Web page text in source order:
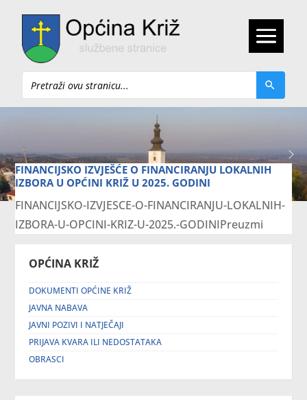
Pretraži
OPĆINA KRIŽ
DOKUMENTI OPĆINE KRIŽ
JAVNA NABAVA
JAVNI POZIVI I NATJEČAJI
PRIJAVA KVARA ILI NEDOSTATAKA
OBRASCI
FINANCIJSKO IZVJEŠĆE O FINANCIRANJU LOKALNIH
IZBORA U OPĆINI KRIŽ U 2025. GODINI
FINANCIJSKO-IZVJESCE-O-FINANCIRANJU-LOKALNIH-
IZBORA-U-OPCINI-KRIZ-U-2025.-GODINIPreuzmi